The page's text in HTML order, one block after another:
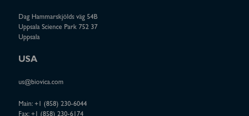
Dag Hammarskjölds väg 54B
Uppsala Science Park 752 37
Uppsala
USA
us@biovica.com
Main: +1 (858) 230-6044
Fax: +1 (858) 230-6174